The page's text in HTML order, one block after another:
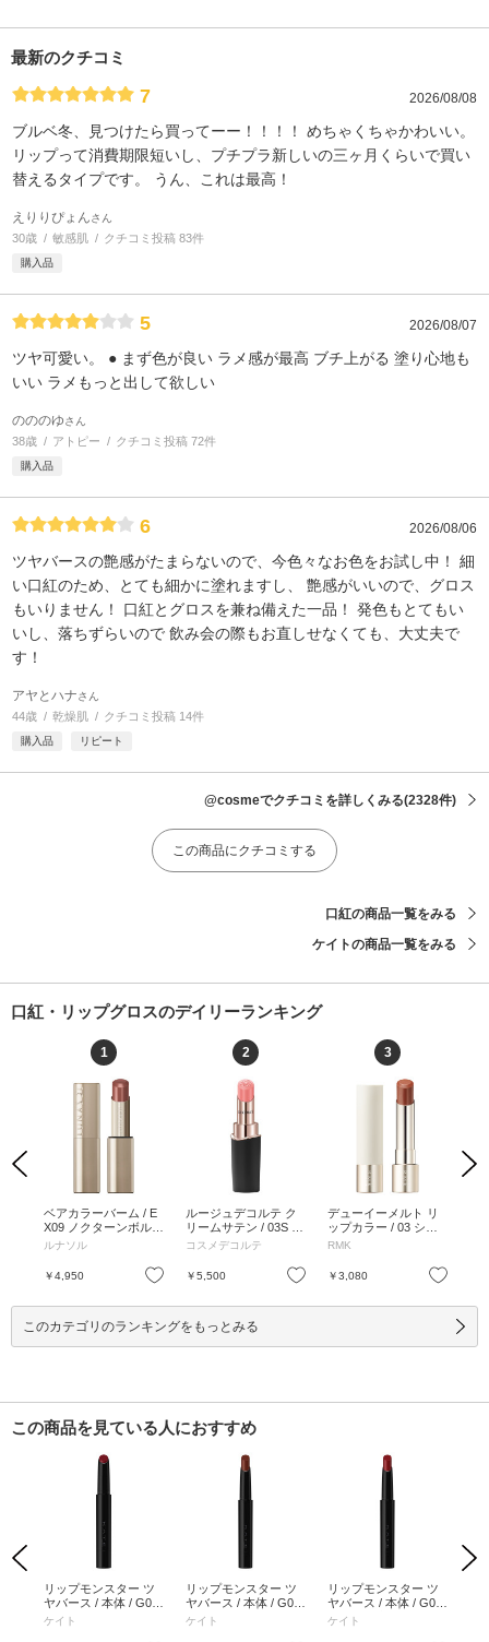
最新のクチコミ
7 2026/08/08
ブルベ冬、見つけたら買ってーー！！！！ めちゃくちゃかわいい。
リップって消費期限短いし、プチプラ新しいの三ヶ月くらいで買い
替えるタイプです。 うん、これは最高！
えりりぴょんさん
30歳 敏感肌 クチコミ投稿 83件
購入品
5 2026/08/07
ツヤ可愛い。 ● まず色が良い ラメ感が最高 ブチ上がる 塗り心地も
いい ラメもっと出して欲しい
のののゆさん
38歳 アトピー クチコミ投稿 72件
購入品
6 2026/08/06
ツヤバースの艶感がたまらないので、今色々なお色をお試し中！ 細
い口紅のため、とても細かに塗れますし、 艶感がいいので、グロス
もいりません！ 口紅とグロスを兼ね備えた一品！ 発色もとてもい
いし、落ちずらいので 飲み会の際もお直しせなくても、大丈夫で
す！
アヤとハナさん
44歳 乾燥肌 クチコミ投稿 14件
購入品 リピート
@cosmeでクチコミを詳しくみる(2328件)
この商品にクチコミする
口紅の商品一覧をみる
ケイトの商品一覧をみる
口紅・リップグロスのデイリーランキング
Previous
お気に入り
1
ベアカラーバーム / E
X09 ノクターンボルド
ー / 3.5g / EX09 ノク
ルナソル
￥4,950 お気に入り
2
ルージュデコルテ ク
リームサテン / 03S m
y philosophy / 3.5g / 0
g
コスメデコルテ
￥5,500 お気に入り
3
デューイーメルト リ
ップカラー / 03 シャ
イ ハート / 3.6g / レフ
ト / 3.6g
RMK
￥3,080
Next
このカテゴリのランキングをもっとみる
この商品を見ている人におすすめ
Previous
リップモンスター ツ
ヤバース / 本体 / G05
/ 1.6g
ケイト
リップモンスター ツ
ヤバース / 本体 / G03
99.9℃ / 2g
ケイト
リップモンスター ツ
ヤバース / 本体 / G01
明後日の水たまり / 2g
ケイト
Next